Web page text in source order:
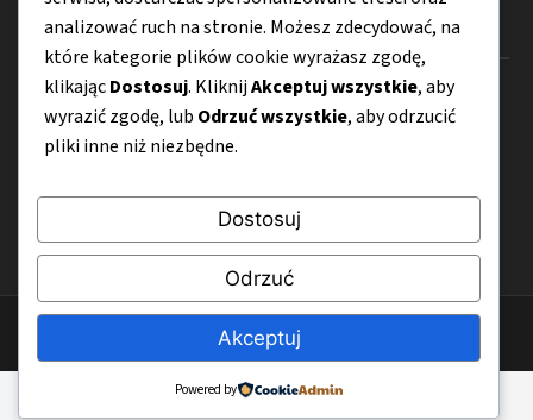
Menu
O nas
Kontakt
© 2026 TargiHome-Design.pl
analizować ruch na stronie. Możesz zdecydować, na
które kategorie plików cookie wyrażasz zgodę,
klikającDostosuj. KliknijAkceptuj wszystkie, aby
wyrazić zgodę, lub Odrzuć wszystkie, aby odrzucić
pliki inne niż niezbędne.
Dostosuj
Odrzuć
Akceptuj
Powered by